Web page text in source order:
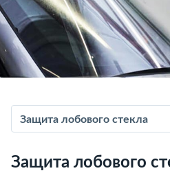
Защита лобового стекла
Защита лобового